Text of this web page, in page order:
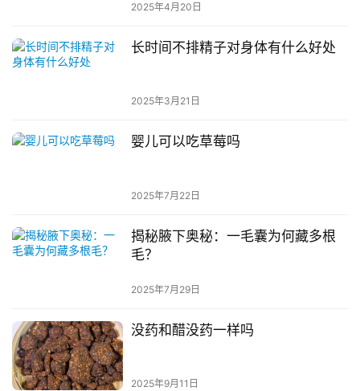
2025年4月20日
长时间不排精子对身体有什么好处
2025年3月21日
婴儿可以吃草莓吗
2025年7月22日
揭秘腋下奥秘：一毛囊为何藏多根
毛？
2025年7月29日
没药和醋没药一样吗
2025年9月11日